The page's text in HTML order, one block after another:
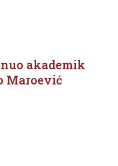
akademik
Maroević